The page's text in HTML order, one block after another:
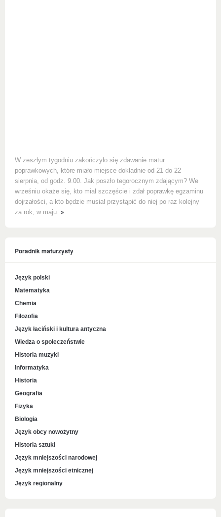
W zeszłym tygodniu zakończyło się zdawanie matur
poprawkowych, które miało miejsce dokładnie od 21 do 22
sierpnia, od godz. 9.00. Jak poszło tegorocznym zdającym? We
wrześniu okaże się, kto miał szczęście i zdał poprawkę egzaminu
dojrzałości, a kto będzie musiał przystąpić do niej po raz kolejny
za rok, w maju. »
Poradnik maturzysty
Język polski
Matematyka
Chemia
Filozofia
Język łaciński i kultura antyczna
Wiedza o społeczeństwie
Historia muzyki
Informatyka
Historia
Geografia
Fizyka
Biologia
Język obcy nowożytny
Historia sztuki
Język mniejszości narodowej
Język mniejszości etnicznej
Język regionalny